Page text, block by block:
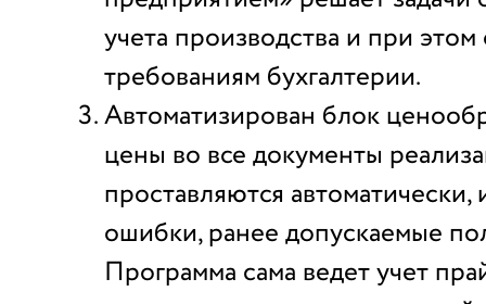
учета производства и при этом
требованиям бухгалтерии.
Автоматизирован блок
цены во все документы
проставляются
ошибки, ранее допускаемые
Программа сама ведет учет